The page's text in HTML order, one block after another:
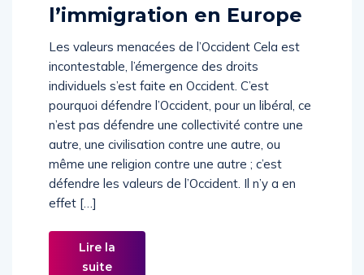
l’immigration en Europe
Les valeurs menacées de l’Occident Cela est
incontestable, l’émergence des droits
individuels s’est faite en Occident. C’est
pourquoi défendre l’Occident, pour un libéral, ce
n’est pas défendre une collectivité contre une
autre, une civilisation contre une autre, ou
même une religion contre une autre ; c’est
défendre les valeurs de l’Occident. Il n’y a en
effet […]
Lire la
suite